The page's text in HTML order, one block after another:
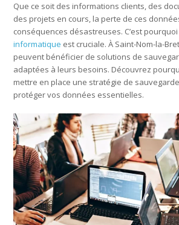
Que ce soit des informations clients, des
des projets en cours, la perte de ces
conséquences désastreuses. C’est pourquoi
informatique est cruciale. À Saint-Nom-la-
peuvent bénéficier de solutions de
adaptées à leurs besoins. Découvrez
mettre en place une stratégie de
protéger vos données essentielles.